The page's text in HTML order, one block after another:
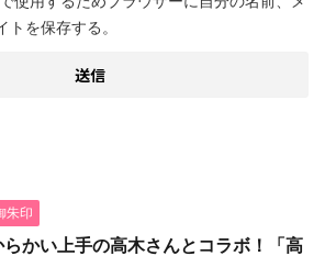
を保存する。
朱印
らかい上手の高木さんとコラボ！「高